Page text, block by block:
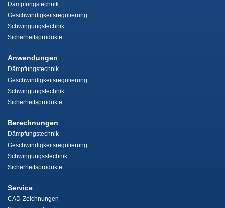
Dämpfungstechnik
Geschwindigkeitsregulierung
Schwingungstechnik
Sicherheitsprodukte
Anwendungen
Dämpfungstechnik
Geschwindigkeitsregulierung
Schwingungstechnik
Sicherheitsprodukte
Berechnungen
Dämpfungstechnik
Geschwindigkeitsregulierung
Schwingungsstechnik
Sicherheitsprodukte
Service
CAD-Zeichnungen